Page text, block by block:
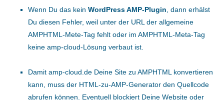
Wenn Du das kein WordPress AMP-Plugin , dann erhälst
Du diesen Fehler, weil unter der URL der allgemeine
AMPHTML-Mete-Tag fehlt oder im AMPHTML-Meta-Tag
keine amp-cloud-Lösung verbaut ist.
Damit amp-cloud.de Deine Site zu AMPHTML konvertieren
kann, muss der HTML-zu-AMP-Generator den Quellcode
abrufen können. Eventuell blockiert Deine Website oder